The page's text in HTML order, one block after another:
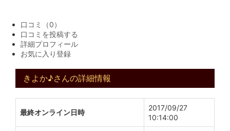
口コミ（0）
口コミを投稿する
詳細プロフィール
お気に入り登録
きよか♪さんの詳細情報
最終オンライン日時
2017/09/27
10:14:00